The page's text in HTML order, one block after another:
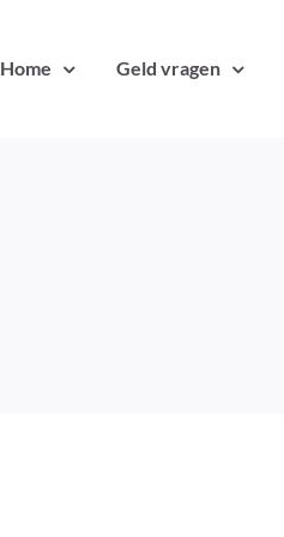
Home Geld vragen